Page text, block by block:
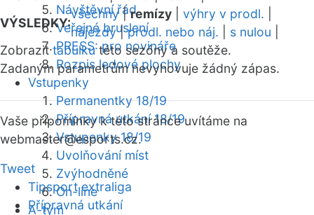
Návštěvní řád
Veřejné bruslení
PRESS: pro novináře
Rozpis ledové plochy
Vstupenky
Permanentky 18/19
Přípravná utkání 18/19
Vstupenky 18/19
Uvolňování míst
Zvýhodněné
On-line
A-tým
VÝSLEDKY:
všechny|remízy výhry v prodl.
nájezdy|prodl. nebo náj. s nulou
Zobrazittabulkutéto sezóny a soutěže.
Zadaným parametrům nevyhovuje žádný zápas.
Vaše připomínky k této stránce uvítáme na
webmaster@esports.cz.
Tweet
Tipsport extraliga
Přípravná utkání